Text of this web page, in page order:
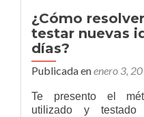
¿Cómo
testar nuevas
días?
Publicada enenero 3,
Te presento el
utilizado y testado